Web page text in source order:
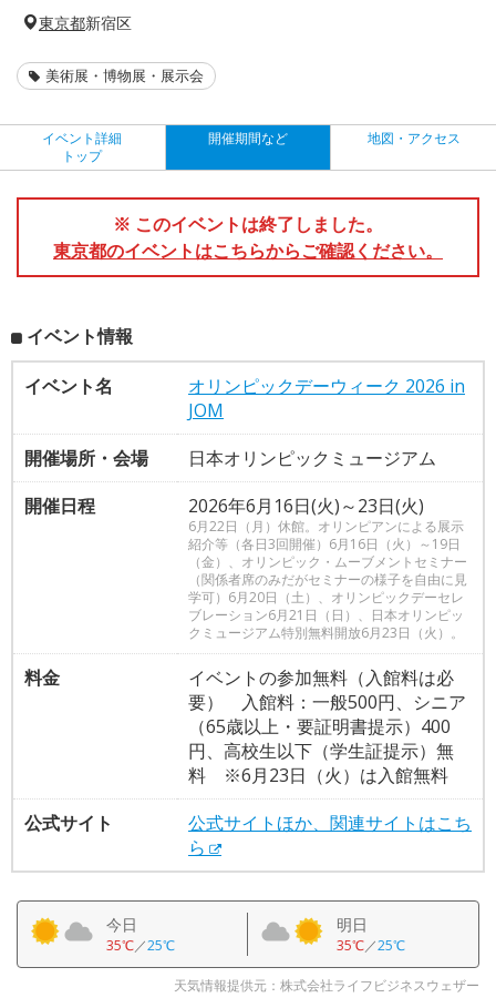
東京都新宿区
美術展・博物展・展示会
イベント詳細
トップ
開催期間など 地図・アクセス
※ このイベントは終了しました。
東京都のイベントはこちらからご確認ください。
イベント情報
イベント名
オリンピックデーウィーク 2026 in
JOM
開催場所・会場
日本オリンピックミュージアム
開催日程
2026年6月16日(火)～23日(火)
6月22日（月）休館。オリンピアンによる展示
紹介等（各日3回開催）6月16日（火）～19日
（金）、オリンピック・ムーブメントセミナー
（関係者席のみだがセミナーの様子を自由に見
学可）6月20日（土）、オリンピックデーセレ
ブレーション6月21日（日）、日本オリンピッ
クミュージアム特別無料開放6月23日（火）。
料金
イベントの参加無料（入館料は必
要） 入館料：一般500円、シニア
（65歳以上・要証明書提示）400
円、高校生以下（学生証提示）無
料 ※6月23日（火）は入館無料
公式サイト
公式サイトほか、関連サイトはこち
ら
今日
35℃／25℃
明日
35℃／25℃
天気情報提供元：株式会社ライフビジネスウェザー